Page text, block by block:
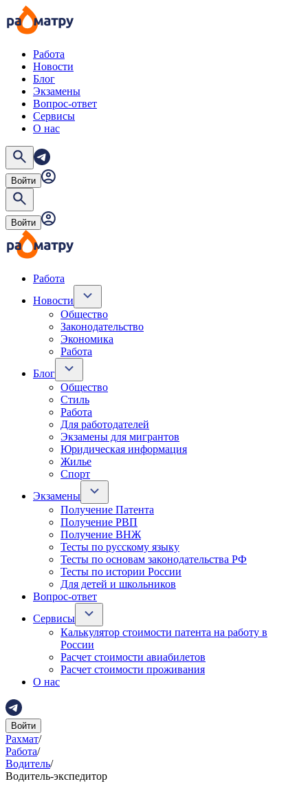
Работа
Новости
Блог
Экзамены
Вопрос-ответ
Сервисы
О нас
Войти
Войти
Работа
Новости
Общество
Законодательство
Экономика
Работа
Блог
Общество
Стиль
Работа
Для работодателей
Экзамены для мигрантов
Юридическая информация
Жилье
Спорт
Экзамены
Получение Патента
Получение РВП
Получение ВНЖ
Тесты по русскому языку
Тесты по основам законодательства РФ
Тесты по истории России
Для детей и школьников
Вопрос-ответ
Сервисы
Калькулятор стоимости патента на работу в
России
Расчет стоимости авиабилетов
Расчет стоимости проживания
О нас
Войти
Рахмат/
Работа/
Водитель/
Водитель-экспедитор